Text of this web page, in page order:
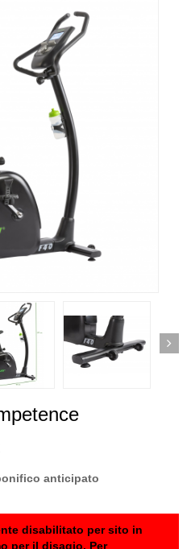
anticipato
disabilitato per sito in
per il disagio. Per